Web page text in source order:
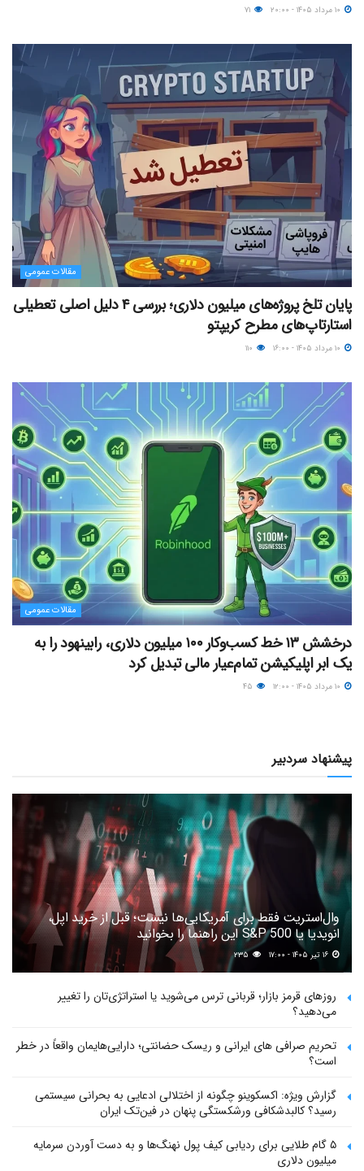
مقالات عمومی
پایان تلخ پروژه‌های میلیون دلاری؛ بررسی ۴ دلیل اصلی تعطیلی
استارتاپ‌های مطرح کریپتو
مقالات عمومی
درخشش ۱۳ خط کسب‌وکار ۱۰۰ میلیون دلاری، رابینهود را به
یک ابر اپلیکیشن تمام‌عیار مالی تبدیل کرد
پیشنهاد سردبیر
وال‌استریت فقط برای آمریکایی‌ها نیست؛ قبل از خرید اپل،
انویدیا یا S&P 500 این راهنما را بخوانید
۲۳۵
روزهای قرمز بازار؛ قربانی ترس می‌شوید یا استراتژی‌تان را تغییر
می‌دهید؟
تحریم صرافی های ایرانی و ریسک حضانتی؛ دارایی‌هایمان واقعاً در خطر
است؟
گزارش ویژه: اکسکوینو چگونه از اختلالی ادعایی به بحرانی سیستمی
رسید؟ کالبدشکافی ورشکستگی پنهان در فین‌تک ایران
۵ گام طلایی برای ردیابی کیف پول‌ نهنگ‌ها و به دست آوردن سرمایه
میلیون دلاری